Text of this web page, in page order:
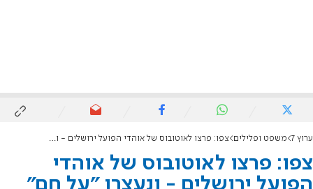
ערוץ 7 משפט ופלילים צפו: פרצו לאוטובוס של אוהדי הפועל ירושלים - ונעצרו "על חם"
צפו: פרצו לאוטובוס של אוהדי